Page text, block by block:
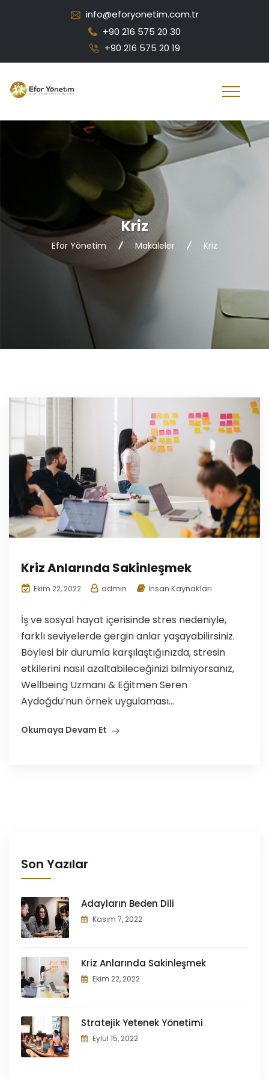
info@eforyonetim.com.tr
+90 216 575 20 30
+90 216 575 20 19
Kriz
Efor Yönetim Makaleler Kriz
Kriz Anlarında Sakinleşmek
Ekim 22, 2022 admin İnsan Kaynakları
İş ve sosyal hayat içerisinde stres nedeniyle,
farklı seviyelerde gergin anlar yaşayabilirsiniz.
Böylesi bir durumla karşılaştığınızda, stresin
etkilerini nasıl azaltabileceğinizi bilmiyorsanız,
Wellbeing Uzmanı & Eğitmen Seren
Aydoğdu’nun örnek uygulaması...
Okumaya Devam Et
Son Yazılar
Adayların Beden Dili
Kasım 7, 2022
Kriz Anlarında Sakinleşmek
Ekim 22, 2022
Stratejik Yetenek Yönetimi
Eylül 15, 2022